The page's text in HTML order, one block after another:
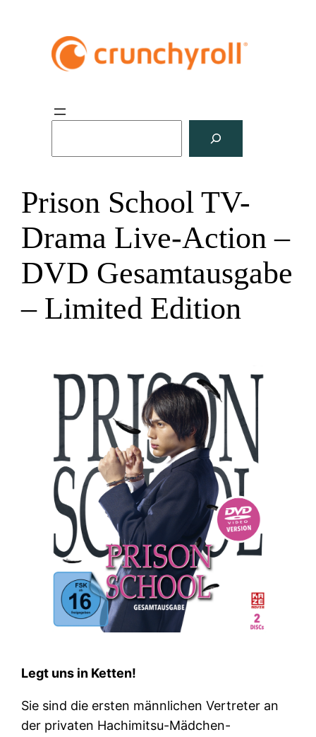
e
Prison School TV-
Drama Live-Action –
DVD Gesamtausgabe
– Limited Edition
Legt uns in Ketten!
Sie sind die ersten männlichen Vertreter an
der privaten Hachimitsu-Mädchen-